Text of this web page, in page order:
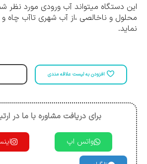
این دستگاه میتواند آب ورودی مورد نظر
محلول و ناخالصی ،از آب شهری تاآب چاه
نماید.
افزودن به لیست علاقه مندی
برای دریافت مشاوره با ما در
واتس اپ